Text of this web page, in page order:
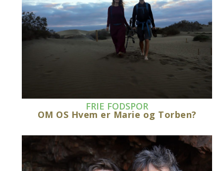
FRIE FODSPOR
OM OS Hvem er Marie og Torben?